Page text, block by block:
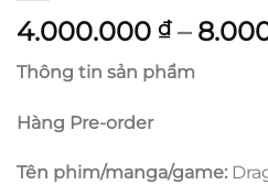
4.000.000 ₫ –
Thông tin sản phẩm
Hàng Pre-order
Tên phim/manga/game: